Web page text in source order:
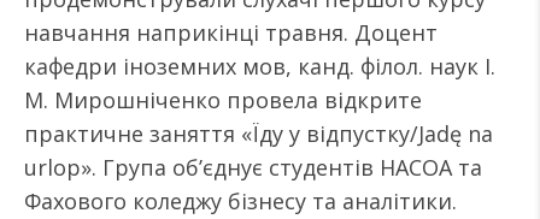
навчання наприкінці травня. Доцент
кафедри іноземних мов, канд. філол. наук І.
М. Мирошніченко провела відкрите
практичне заняття «Їду у відпустку/Jadę na
urlop». Група об’єднує студентів НАСОА та
Фахового коледжу бізнесу та аналітики.